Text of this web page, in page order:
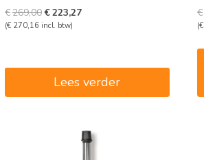
€269,00Oorspronkelijke
prijs
€223,27Huidige
(€ 270,16incl. btw)
Lees verder
€
(€